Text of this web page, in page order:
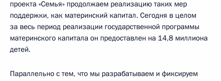
проекта «Семья» продолжаем реализацию таких мер
поддержки, как материнский капитал. Сегодня в целом
за весь период реализации государственной программы
материнского капитала он предоставлен на 14,8 миллиона
детей.
Параллельно с тем, что мы разрабатываем и фиксируем